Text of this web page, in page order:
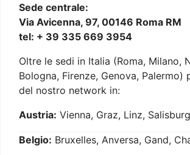
Sede centrale:
Via Avicenna, 97, 00146 Roma RM
tel: + 39 335 669 3954
Oltre le sedi in Italia (Roma, Milano,
Bologna, Firenze, Genova, Palermo)
del nostro network in:
Austria: Vienna, Graz, Linz,
Belgio: Bruxelles, Anversa, Gand,